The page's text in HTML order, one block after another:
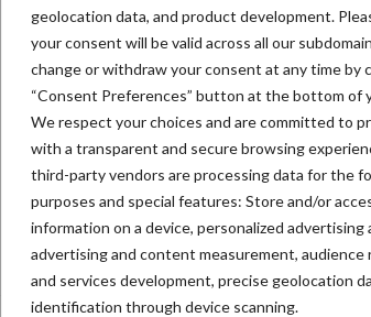
geolocation data, and product development.
your consent will be valid across all our
change or withdraw your consent at any time by
“Consent Preferences” button at the bottom of
We respect your choices and are committed to
with a transparent and secure browsing
third-party vendors are processing data for the
purposes and special features: Store and/or
information on a device, personalized advertising
advertising and content measurement, audience
and services development, precise geolocation
identification through device scanning.
Eliminatieprotocol voor
Mycoplasma hyopneumoniae